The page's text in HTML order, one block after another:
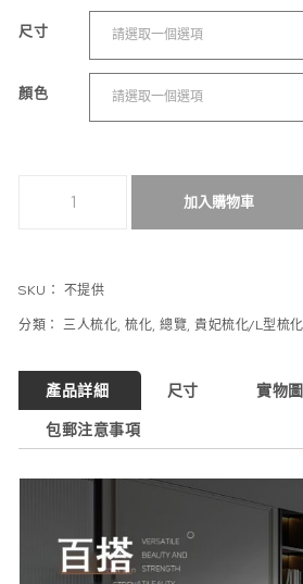
尺寸
顏色
加入購物車
SKU： 不提供
分類：三人梳化,梳化,總覽,貴妃梳化/L型梳化
產品詳細 尺寸 實物圖
包郵注意事項